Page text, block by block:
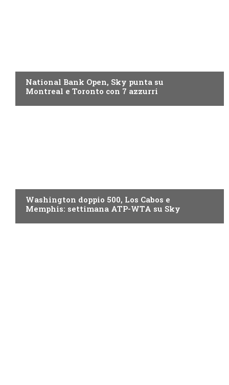
National Bank Open, Sky punta su
Montreal e Toronto con 7 azzurri
Washington doppio 500, Los Cabos e
Memphis: settimana ATP-WTA su Sky